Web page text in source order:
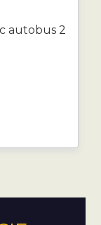
autobus 2